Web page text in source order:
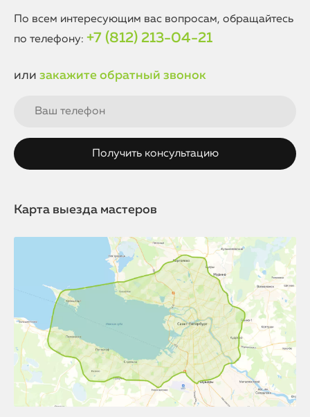
По всем интересующим вас вопросам, обращайтесь
по телефону: +7 (812) 213-04-21
или закажите обратный звонок
Карта выезда мастеров